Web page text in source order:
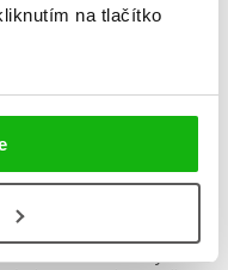
na tlačítko
rodí trojčata – tři